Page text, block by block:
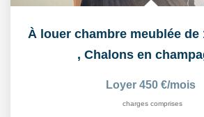
, Chalons en
Loyer 450 €/mois
charges comprises